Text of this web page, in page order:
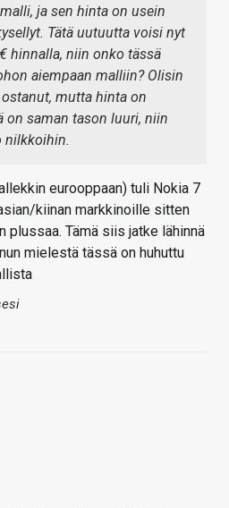
ja sen hinta on usein
Tätä uutuutta voisi nyt
hinnalla, niin onko tässä
aiempaan malliin? Olisin
mutta hinta on
on saman tason luuri, niin
nilkkoihin.
eurooppaan) tuli Nokia 7
kiinan markkinoille sitten
plussaa. Tämä siis jatke lähinnä
mielestä tässä on huhuttu